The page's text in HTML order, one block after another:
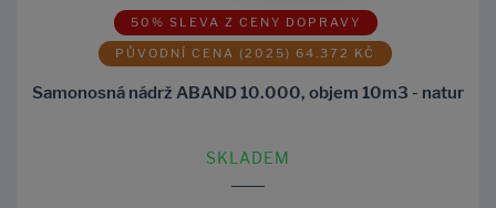
50% SLEVA Z CENY DOPRAVY
PŮVODNÍ CENA (2025) 64.372 KČ
Samonosná nádrž ABAND 10.000, objem 10m3 - natur
SKLADEM